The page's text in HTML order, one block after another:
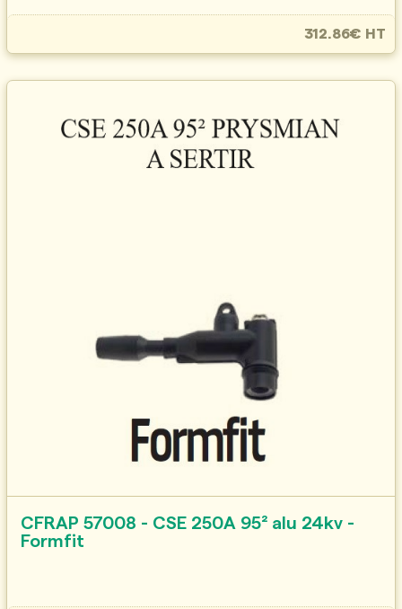
312.86€ HT
CFRAP 57008 - CSE 250A 95² alu 24kv -
Formfit